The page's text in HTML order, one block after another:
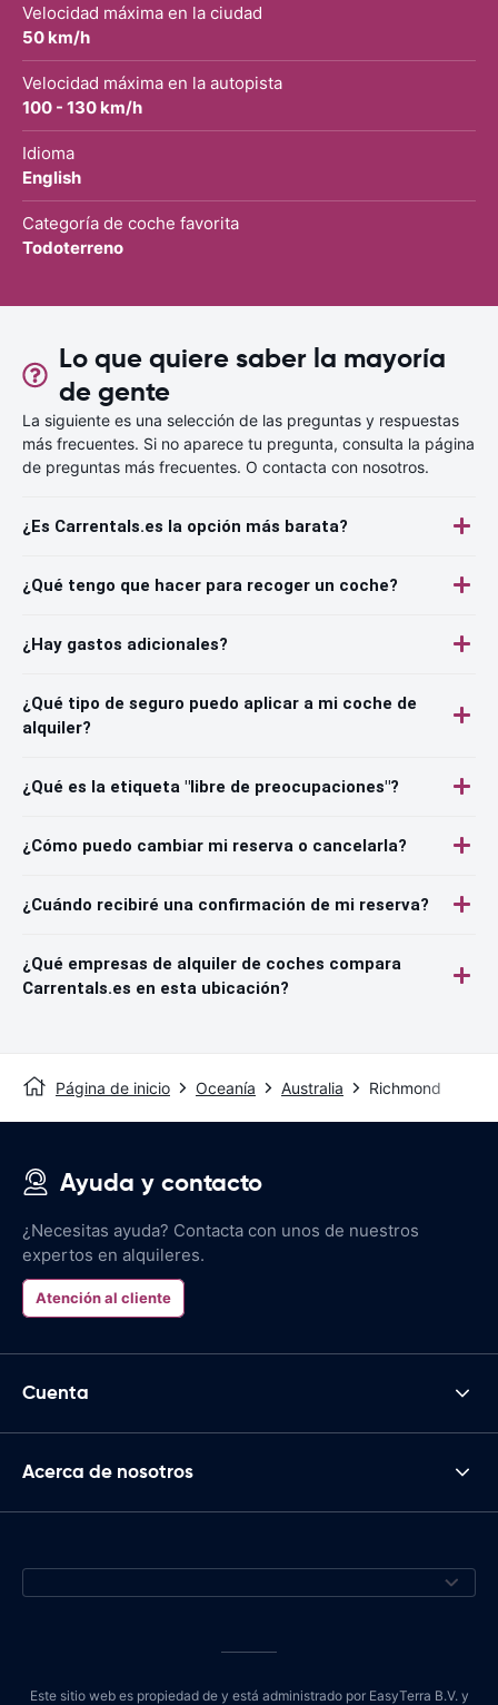
Velocidad máxima en la ciudad
50 km/h
Velocidad máxima en la autopista
100 - 130 km/h
Idioma
English
Categoría de coche favorita
Todoterreno
Lo que quiere saber la mayoría
de gente
La siguiente es una selección de las preguntas y respuestas
más frecuentes. Si no aparece tu pregunta, consulta la página
de preguntas más frecuentes. O contacta con nosotros.
¿Es Carrentals.es la opción más barata?
¿Qué tengo que hacer para recoger un coche?
¿Hay gastos adicionales?
¿Qué tipo de seguro puedo aplicar a mi coche de
alquiler?
¿Qué es la etiqueta "libre de preocupaciones"?
¿Cómo puedo cambiar mi reserva o cancelarla?
¿Cuándo recibiré una confirmación de mi reserva?
¿Qué empresas de alquiler de coches compara
Carrentals.es en esta ubicación?
Página de inicio Oceanía Australia Richmond
Ayuda y contacto
¿Necesitas ayuda? Contacta con unos de nuestros
expertos en alquileres.
Atención al cliente
Cuenta
Acerca de nosotros
Este sitio web es propiedad de y está administrado por EasyTerra B.V. y